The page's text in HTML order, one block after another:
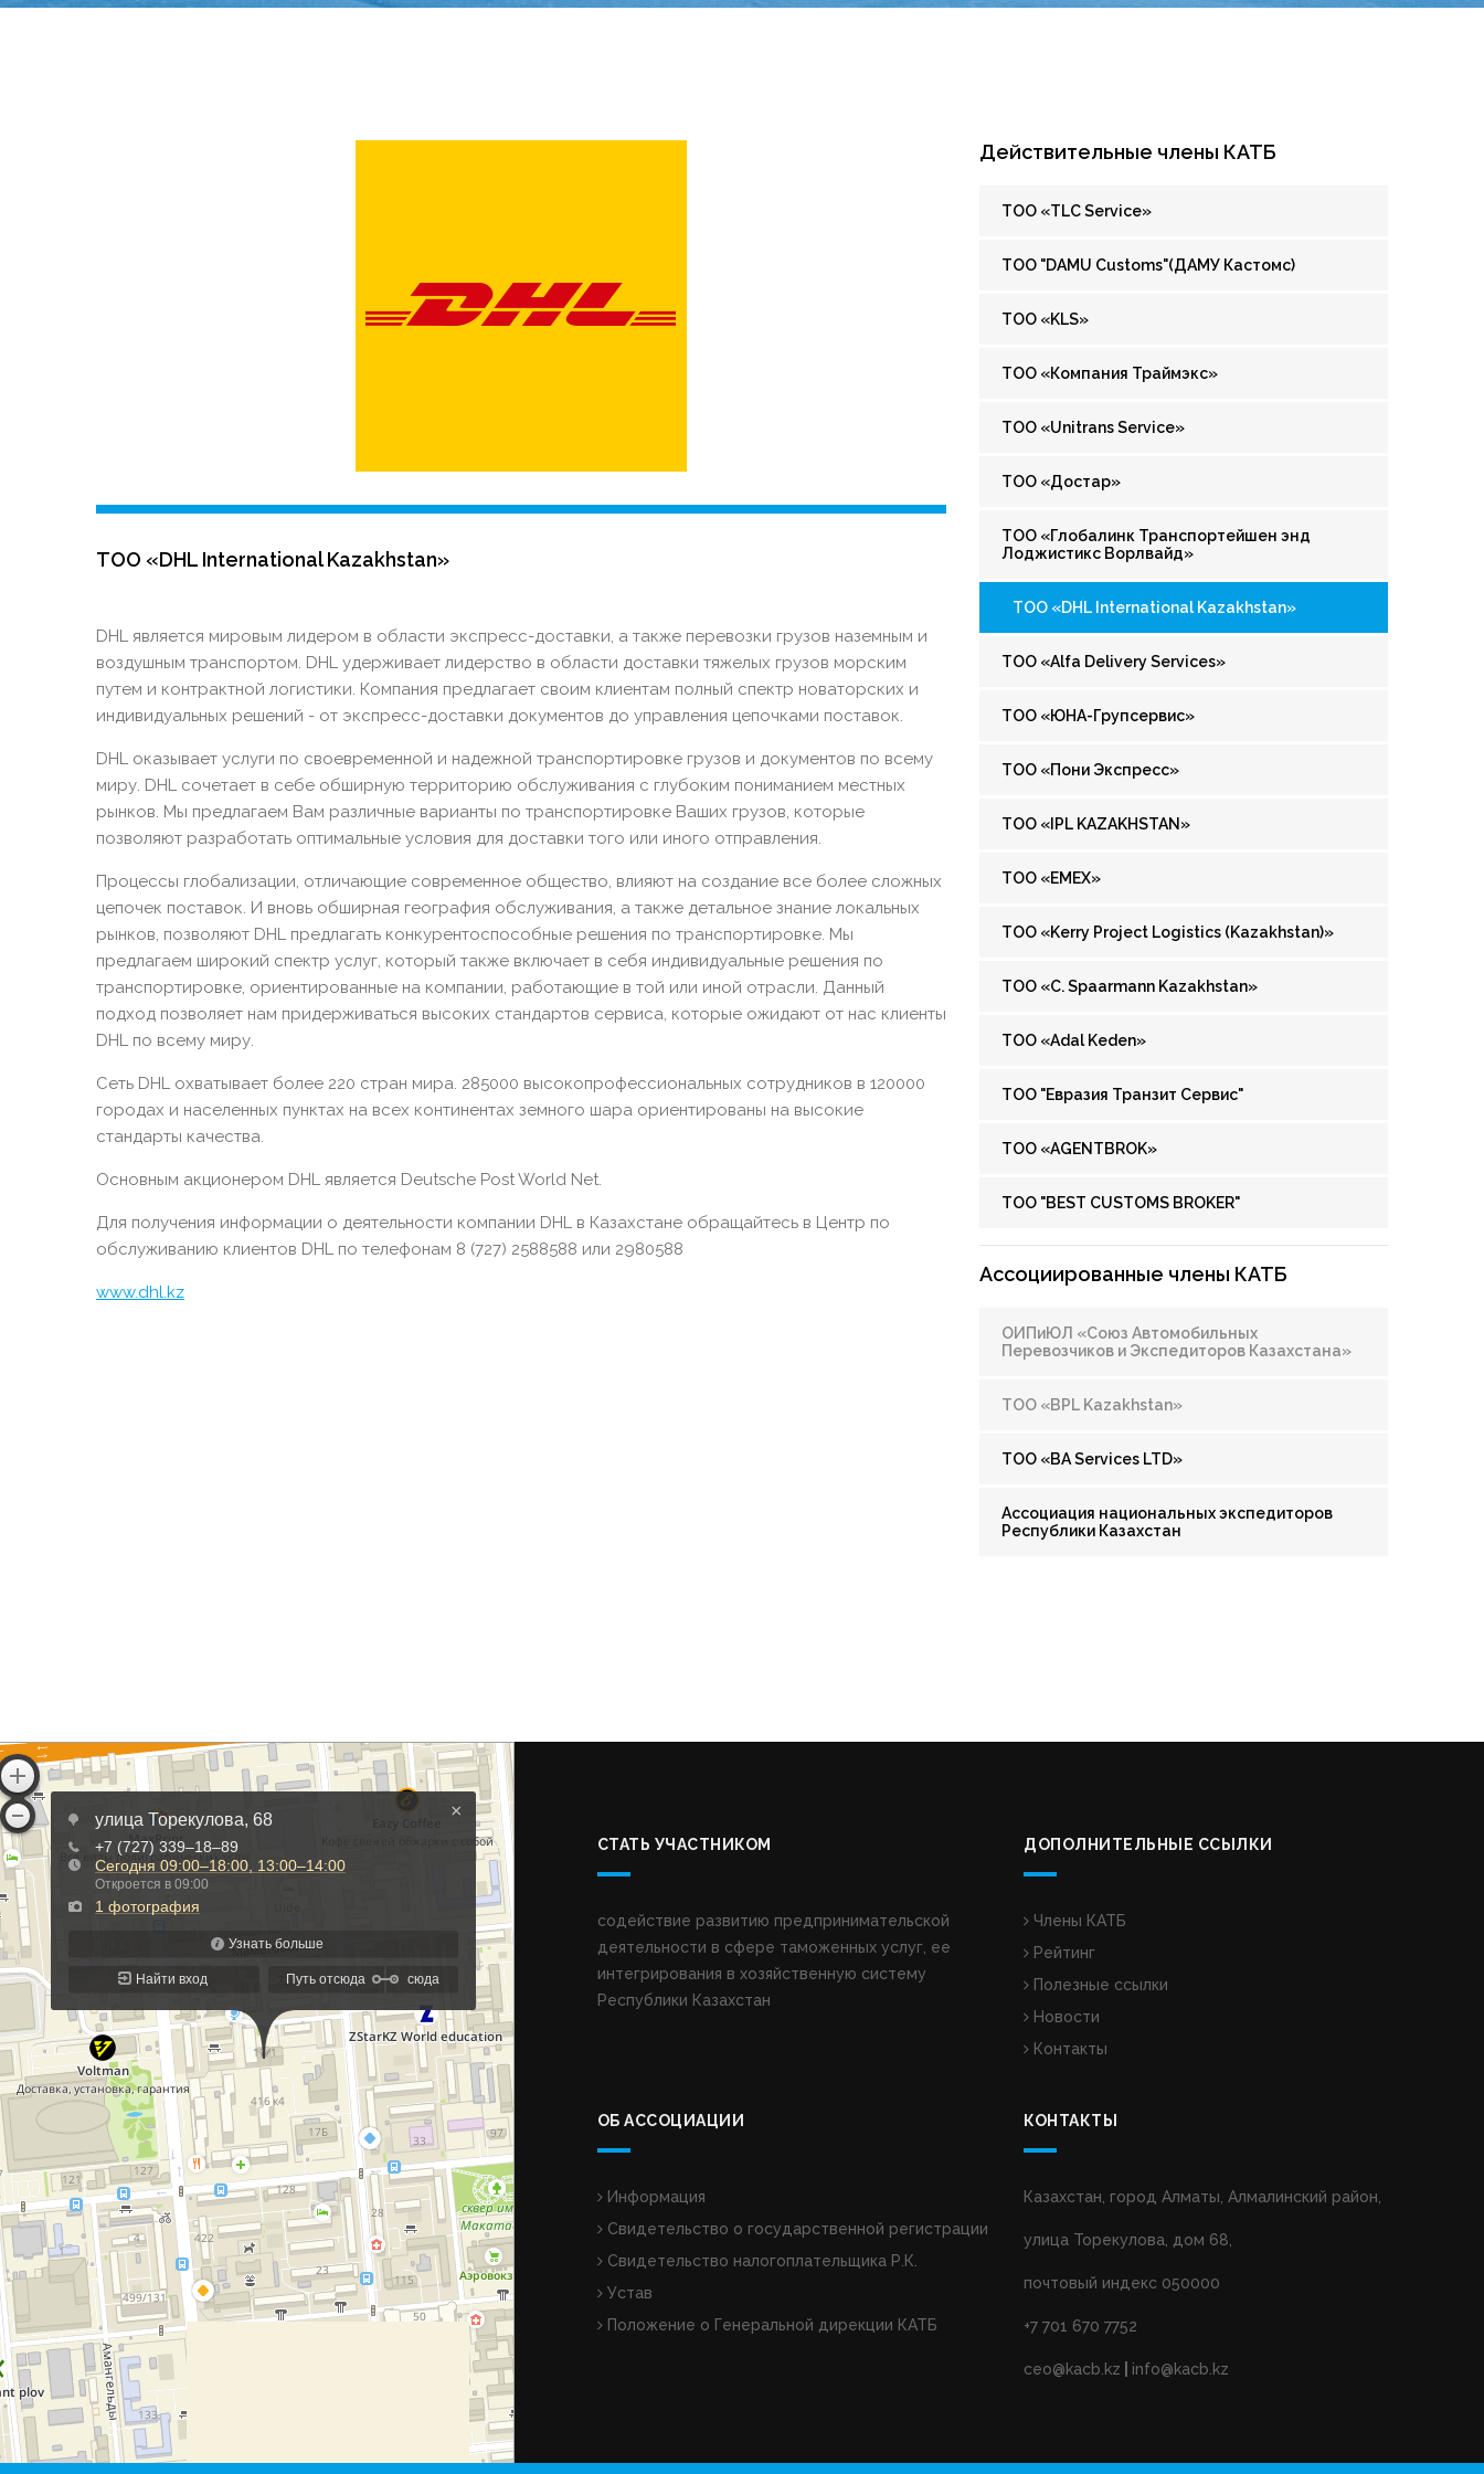
ТОО «DHL International Kazakhstan»
DHL является мировым лидером в области экспресс-доставки, а также перевозки грузов наземным и
воздушным транспортом. DHL удерживает лидерство в области доставки тяжелых грузов морским
путем и контрактной логистики. Компания предлагает своим клиентам полный спектр новаторских и
индивидуальных решений - от экспресс-доставки документов до управления цепочками поставок.
DHL оказывает услуги по своевременной и надежной транспортировке грузов и документов по всему
миру. DHL сочетает в себе обширную территорию обслуживания с глубоким пониманием местных
рынков. Мы предлагаем Вам различные варианты по транспортировке Ваших грузов, которые
позволяют разработать оптимальные условия для доставки того или иного отправления.
Процессы глобализации, отличающие современное общество, влияют на создание все более сложных
цепочек поставок. И вновь обширная география обслуживания, а также детальное знание локальных
рынков, позволяют DHL предлагать конкурентоспособные решения по транспортировке. Мы
предлагаем широкий спектр услуг, который также включает в себя индивидуальные решения по
транспортировке, ориентированные на компании, работающие в той или иной отрасли. Данный
подход позволяет нам придерживаться высоких стандартов сервиса, которые ожидают от нас клиенты
DHL по всему миру.
Сеть DHL охватывает более 220 стран мира. 285000 высокопрофессиональных сотрудников в 120000
городах и населенных пунктах на всех континентах земного шара ориентированы на высокие
стандарты качества.
Основным акционером DHL является Deutsche Post World Net.
Для получения информации о деятельности компании DHL в Казахстане обращайтесь в Центр по
обслуживанию клиентов DHL по телефонам 8 (727) 2588588 или 2980588
www.dhl.kz
Действительные члены КАТБ
ТОО «TLC Service»
ТОО "DAMU Customs"(ДАМУ Кастомс)
ТОО «KLS»
ТОО «Компания Траймэкс»
ТОО «Unitrans Service»
ТОО «Достар»
ТОО «Глобалинк Транспортейшен энд
Лоджистикс Ворлвайд»
ТОО «DHL International Kazakhstan»
ТОО «Alfa Delivery Services»
ТОО «ЮНА-Групсервис»
ТОО «Пони Экспресс»
ТОО «IPL KAZAKHSTAN»
ТОО «EMEX»
ТОО «Kerry Project Logistics (Kazakhstan)»
ТОО «C. Spaarmann Kazakhstan»
ТОО «Adal Keden»
ТОО "Евразия Транзит Сервис"
ТОО «AGENTBROK»
ТОО "BEST CUSTOMS BROKER"
Ассоциированные члены КАТБ
ОИПиЮЛ «Союз Автомобильных
Перевозчиков и Экспедиторов Казахстана»
ТОО «BPL Kazakhstan»
ТОО «BA Services LTD»
Ассоциация национальных экспедиторов
Республики Казахстан
СТАТЬ УЧАСТНИКОМ
содействие развитию предпринимательской
деятельности в сфере таможенных услуг, ее
интегрирования в хозяйственную систему
Республики Казахстан
ДОПОЛНИТЕЛЬНЫЕ ССЫЛКИ
Члены КАТБ
Рейтинг
Полезные ссылки
Новости
Контакты
ОБ АССОЦИАЦИИ
Информация
Свидетельство о государственной регистрации
Свидетельство налогоплательщика Р.К.
Устав
Положение о Генеральной дирекции КАТБ
КОНТАКТЫ
Казахстан, город Алматы, Алмалинский район,
улица Торекулова, дом 68,
почтовый индекс 050000
+7 701 670 7752
ceo@kacb.kz info@kacb.kz